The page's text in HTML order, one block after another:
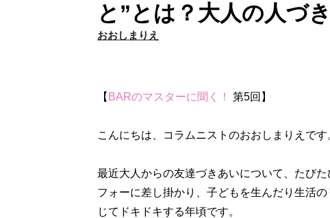
と”とは？大人の人づ
おおしまりえ
【 BARのマスターに聞く！ 第5回】
こんにちは、コラムニストのおおしまりえです
最近大人からの友達づきあいについて、たび
フォーに差し掛かり、子どもを生んだり生活
じてドキドキする年頃です。